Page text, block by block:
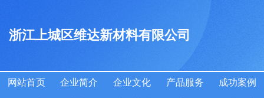
浙江上城区维达新材料有限公司
网站首页 企业简介 企业文化 产品服务 成功案例